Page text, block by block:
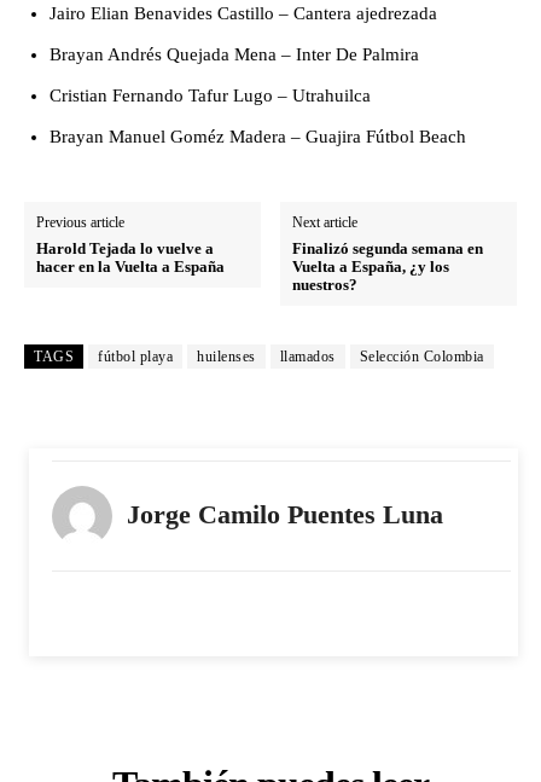
Jairo Elian Benavides Castillo – Cantera ajedrezada
Brayan Andrés Quejada Mena – Inter De Palmira
Cristian Fernando Tafur Lugo – Utrahuilca
Brayan Manuel Goméz Madera – Guajira Fútbol Beach
Previous article
Harold Tejada lo vuelve a
hacer en la Vuelta a España
Next article
Finalizó segunda semana en
Vuelta a España, ¿y los
nuestros?
TAGS fútbol playa huilenses llamados Selección Colombia
Jorge Camilo Puentes Luna